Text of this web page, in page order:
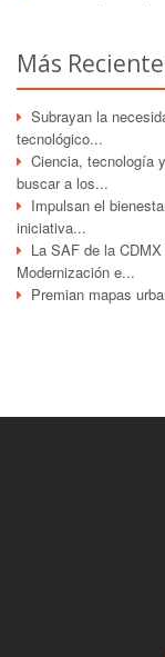
Más
Subrayan la
tecnológico...
Ciencia, tecnología
buscar a los...
Impulsan el
iniciativa...
La SAF de la
Modernización e...
Premian mapas